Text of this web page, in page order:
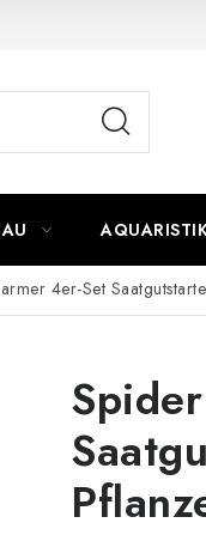
4er-Set